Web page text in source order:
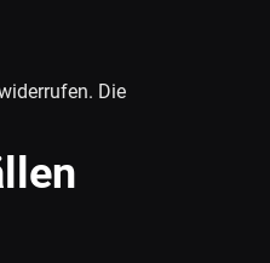
Die